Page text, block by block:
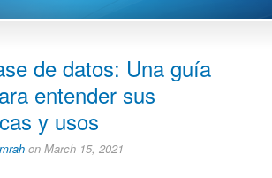
de datos: Una guía
entender sus
y usos
on March 15, 2021